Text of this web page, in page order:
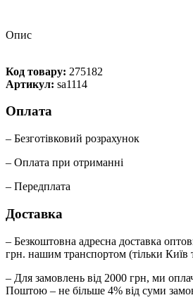
Опис
Код товару: 275182
Артикул: sa1114
Оплата
– Безготівковий розрахунок
– Оплата при отриманні
– Передплата
Доставка
– Безкоштовна адресна доставка
грн. нашим транспортом (тільки Київ
– Для замовлень від 2000 грн, ми
Поштою – не більше 4% від суми